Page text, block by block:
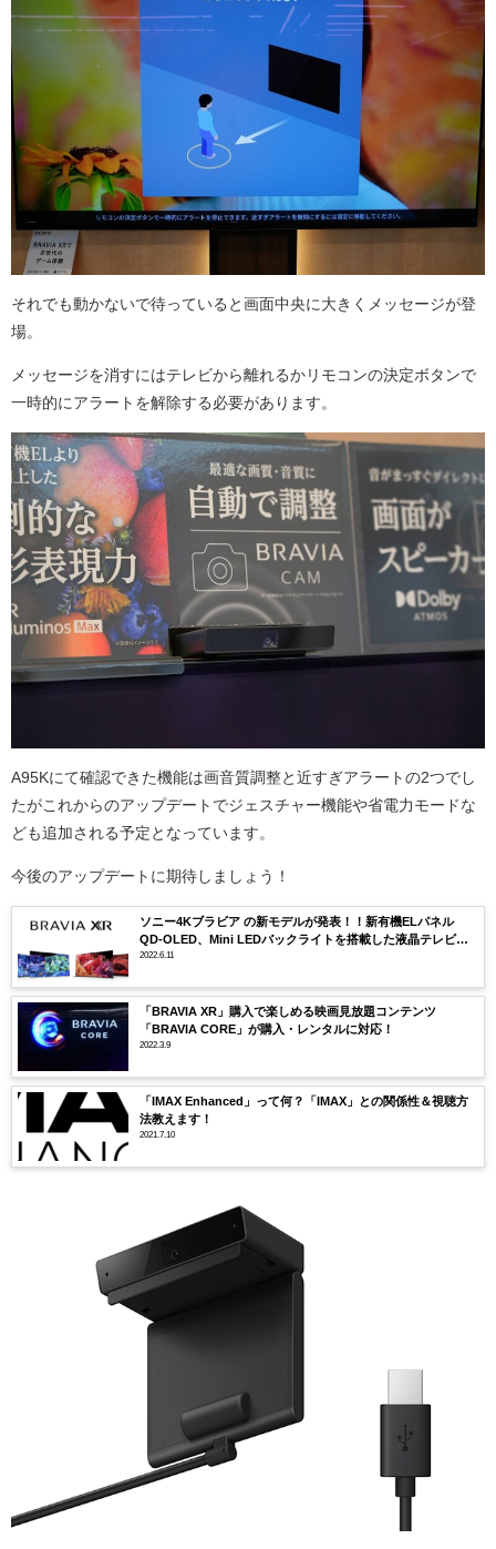
それでも動かないで待っていると画面中央に大きくメッセージが登
場。
メッセージを消すにはテレビから離れるかリモコンの決定ボタンで
一時的にアラートを解除する必要があります。
A95Kにて確認できた機能は画音質調整と近すぎアラートの2つでし
たがこれからのアップデートでジェスチャー機能や省電力モードな
ども追加される予定となっています。
今後のアップデートに期待しましょう！
ソニー4Kブラビア の新モデルが発表！！新有機ELパネル
QD-OLED、Mini LEDバックライトを搭載した液晶テレビな
ど合計28機種
2022.6.11
「BRAVIA XR」購入で楽しめる映画見放題コンテンツ
「BRAVIA CORE」が購入・レンタルに対応！
2022.3.9
「IMAX Enhanced」って何？「IMAX」との関係性＆視聴方
法教えます！
2021.7.10